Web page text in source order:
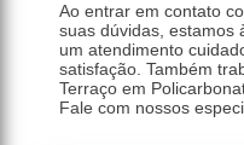
Ao entrar em contato
suas dúvidas, estamos
um atendimento
satisfação. Também
Terraço em
Fale com nossos